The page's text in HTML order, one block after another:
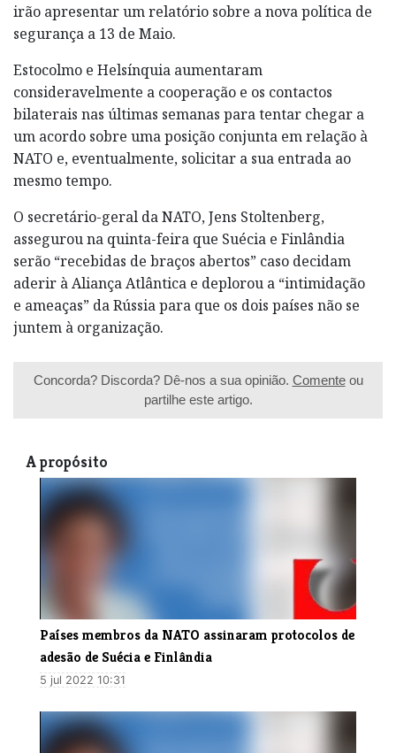
irão apresentar um relatório sobre a nova política de
segurança a 13 de Maio.
Estocolmo e Helsínquia aumentaram
consideravelmente a cooperação e os contactos
bilaterais nas últimas semanas para tentar chegar a
um acordo sobre uma posição conjunta em relação à
NATO e, eventualmente, solicitar a sua entrada ao
mesmo tempo.
O secretário-geral da NATO, Jens Stoltenberg,
assegurou na quinta-feira que Suécia e Finlândia
serão “recebidas de braços abertos” caso decidam
aderir à Aliança Atlântica e deplorou a “intimidação
e ameaças” da Rússia para que os dois países não se
juntem à organização.
Concorda? Discorda? Dê-nos a sua opinião. Comenteou
partilhe este artigo.
A propósito
Países membros da NATO assinaram protocolos de
adesão de Suécia e Finlândia
5 jul 2022 10:31